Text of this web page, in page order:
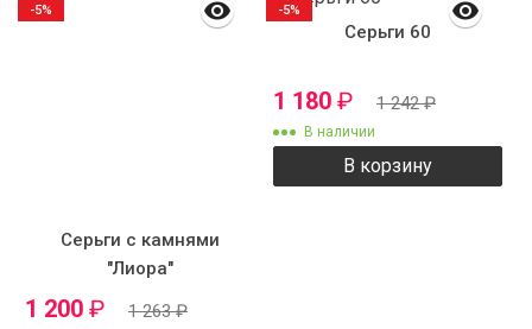
Серьги с камнями
"Лиора"
1 200 ₽ 1 263₽
-5%
Серьги 60
1 180 ₽ 1 242₽
В наличии
В корзину
-5%